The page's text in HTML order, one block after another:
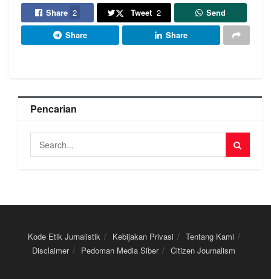
Share 2 Tweet 2
Send
Share
Share
Pencarian
Kode Etik Jurnalistik Kebijakan Privasi
Tentang Kami
Disclaimer
Pedoman Media Siber Citizen Journalism